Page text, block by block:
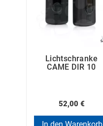
Lichtschranke
CAME DIR 10
52,00 €
In den Warenkorb